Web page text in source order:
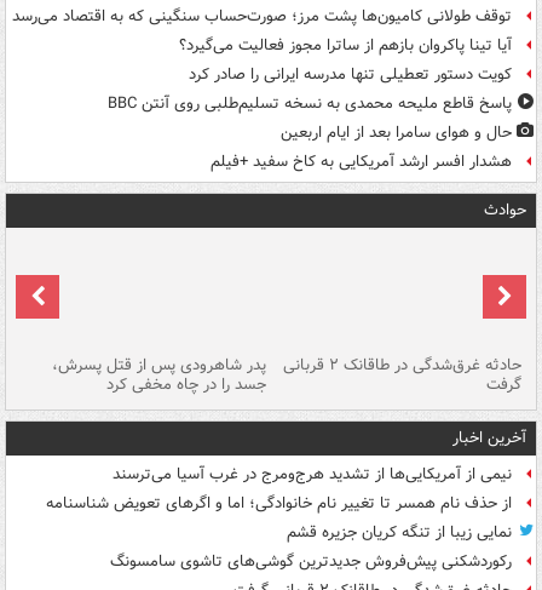
توقف طولانی کامیون‌ها پشت مرز؛ صورت‌حساب سنگینی که به اقتصاد می‌رسد
آیا تینا پاکروان بازهم از ساترا مجوز فعالیت می‌گیرد؟
کویت دستور تعطیلی تنها مدرسه ایرانی را صادر کرد
پاسخ قاطع ملیحه محمدی به نسخه تسلیم‌طلبی روی آنتن BBC
حال و هوای سامرا بعد از ایام اربعین
هشدار افسر ارشد آمریکایی به کاخ سفید +فیلم
حوادث
حادثه غرق‌شدگی در طاقانک ۲ قربانی
گرفت
پدر شاهرودی پس از قتل پسرش،
جسد را در چاه مخفی کرد
آخرین اخبار
نیمی از آمریکایی‌ها از تشدید هرج‌ومرج در غرب آسیا می‌ترسند
از حذف نام همسر تا تغییر نام خانوادگی؛ اما و اگرهای تعویض شناسنامه
نمایی زیبا از تنگه کریان جزیره قشم
رکوردشکنی پیش‌فروش جدیدترین گوشی‌های تاشوی سامسونگ